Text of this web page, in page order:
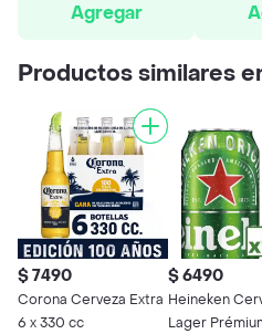
Agregar
Productos similares
$ 7490
Corona Cerveza Extra
6 x 330 cc
$ 6490
Heineken
Lager